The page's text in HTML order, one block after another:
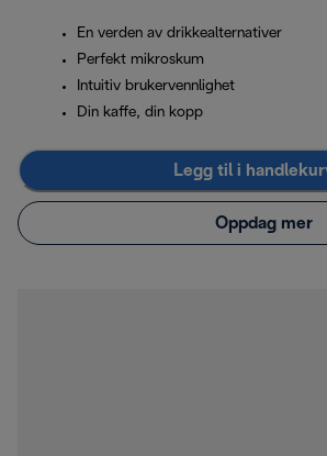
En verden av drikkealternativer
Perfekt mikroskum
Intuitiv brukervennlighet
Din kaffe, din kopp
Legg til i
Oppdag mer